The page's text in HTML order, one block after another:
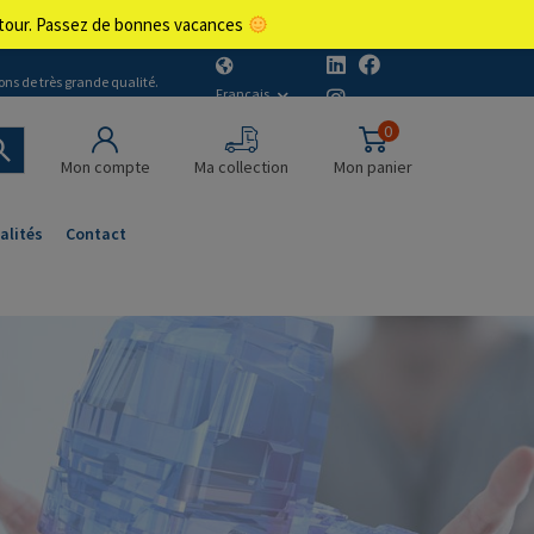
de très grande qualité.
Français
Mon compte Ma collection
0
Mon panier
Contact
Passez de bonnes vacances